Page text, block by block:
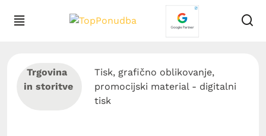
Trgovina
in storitve
Tisk, grafično oblikovanje,
promocijski material - digitalni
tisk